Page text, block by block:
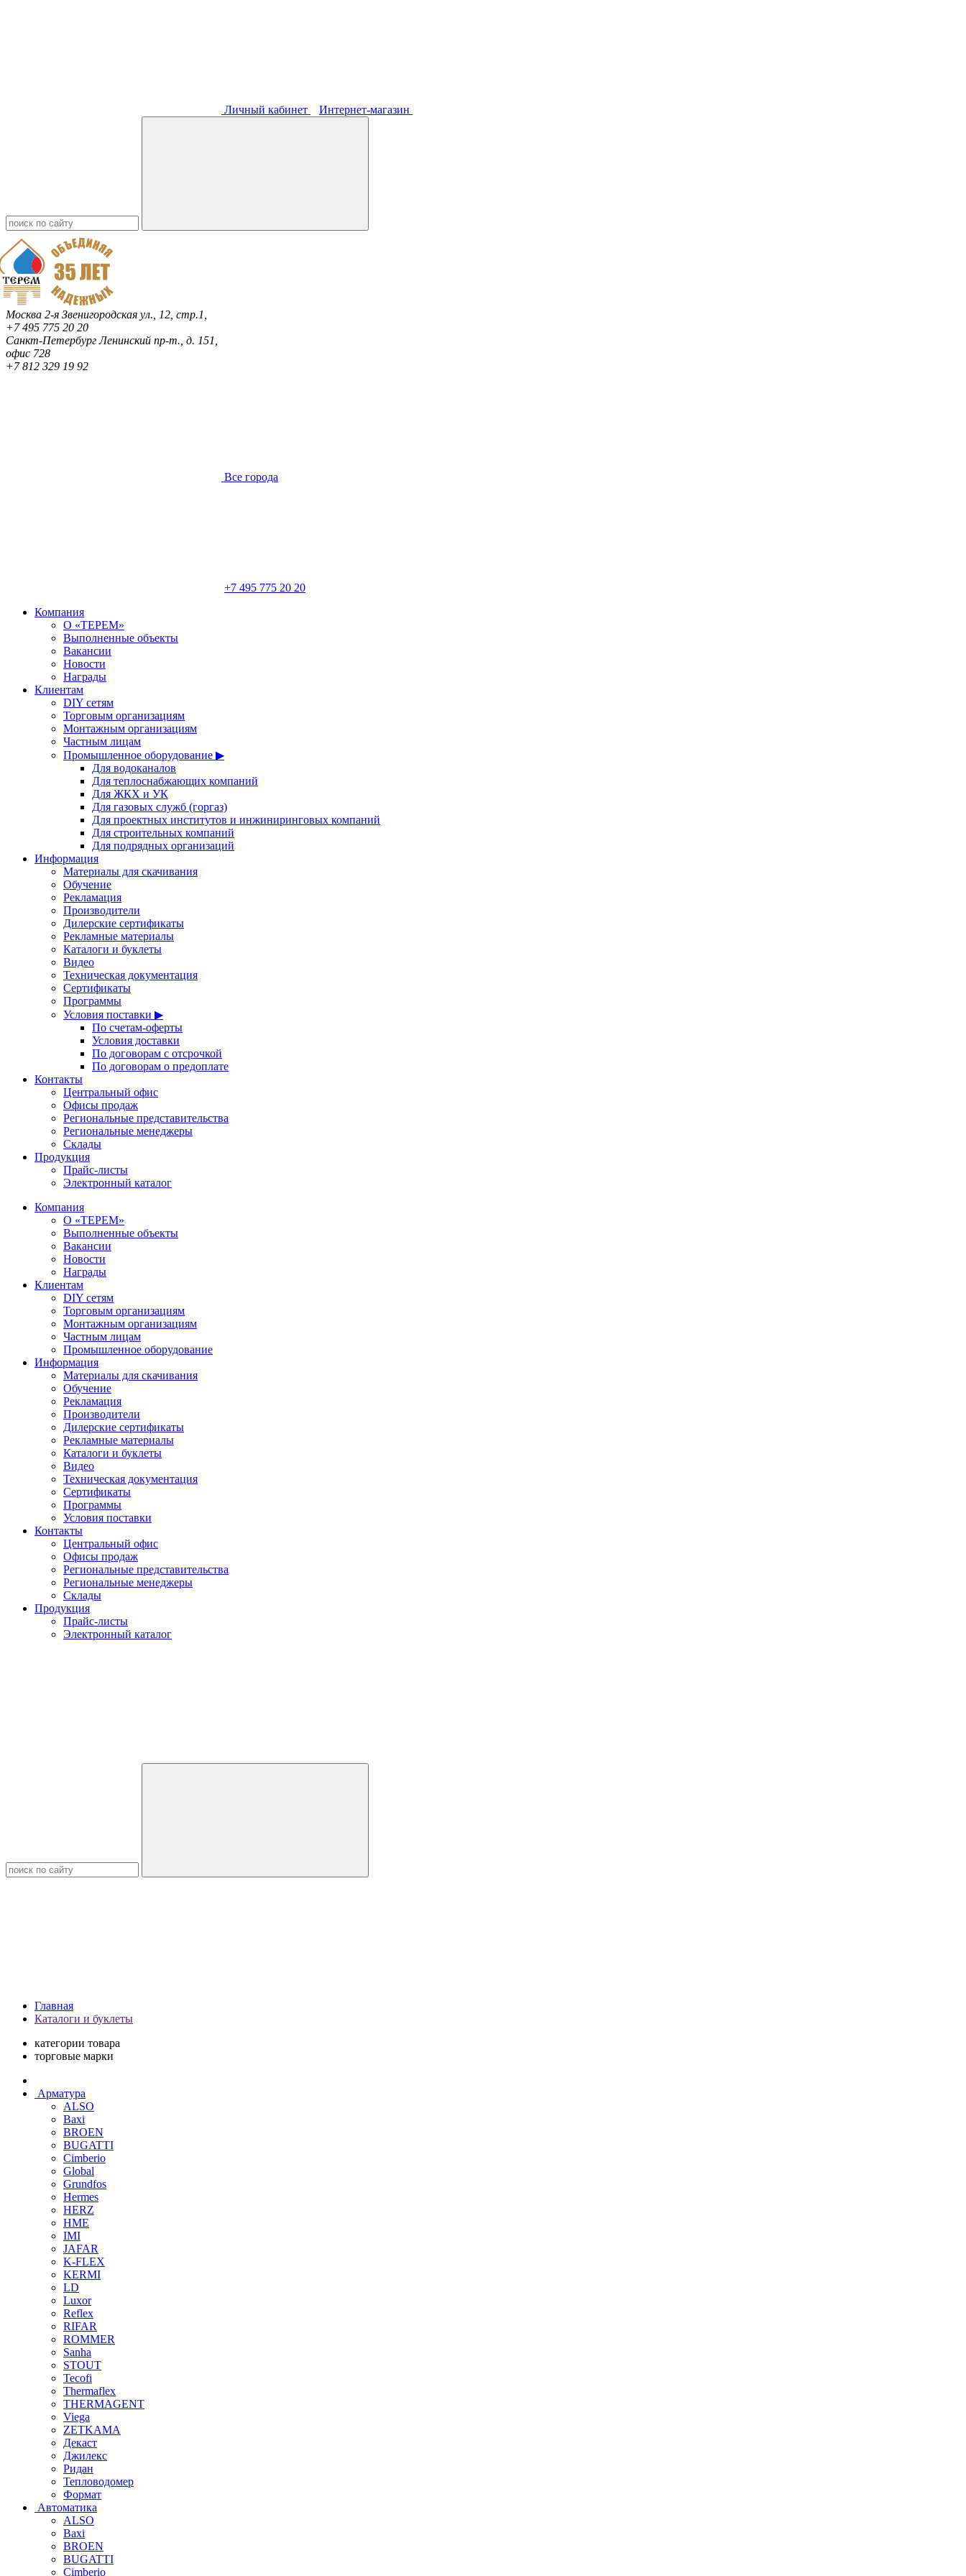
Личный кабинет Интернет-магазин
Москва 2-я Звенигородская ул., 12, стр.1,
+7 495 775 20 20
Санкт-ПетербургЛенинский пр-т., д. 151,
офис 728
+7 812 329 19 92
Все города
+7 495 775 20 20
Компания
О «ТЕРЕМ»
Выполненные объекты
Вакансии
Новости
Награды
Клиентам
DIY сетям
Торговым организациям
Монтажным организациям
Частным лицам
Промышленное оборудование ▶
Для водоканалов
Для теплоснабжающих компаний
Для ЖКХ и УК
Для газовых служб (горгаз)
Для проектных институтов и инжиниринговых компаний
Для строительных компаний
Для подрядных организаций
Информация
Материалы для скачивания
Обучение
Рекламация
Производители
Дилерские сертификаты
Рекламные материалы
Каталоги и буклеты
Видео
Техническая документация
Сертификаты
Программы
Условия поставки ▶
По счетам-оферты
Условия доставки
По договорам с отсрочкой
По договорам о предоплате
Контакты
Центральный офис
Офисы продаж
Региональные представительства
Региональные менеджеры
Склады
Продукция
Прайс-листы
Электронный каталог
Компания
О «ТЕРЕМ»
Выполненные объекты
Вакансии
Новости
Награды
Клиентам
DIY сетям
Торговым организациям
Монтажным организациям
Частным лицам
Промышленное оборудование
Информация
Материалы для скачивания
Обучение
Рекламация
Производители
Дилерские сертификаты
Рекламные материалы
Каталоги и буклеты
Видео
Техническая документация
Сертификаты
Программы
Условия поставки
Контакты
Центральный офис
Офисы продаж
Региональные представительства
Региональные менеджеры
Склады
Продукция
Прайс-листы
Электронный каталог
Главная
Каталоги и буклеты
категории товара
торговые марки
Арматура
ALSO
Baxi
BROEN
BUGATTI
Cimberio
Global
Grundfos
Hermes
HERZ
HME
IMI
JAFAR
K-FLEX
KERMI
LD
Luxor
Reflex
RIFAR
ROMMER
Sanha
STOUT
Tecofi
Thermaflex
THERMAGENT
Viega
ZETKAMA
Декаст
Джилекс
Ридан
Тепловодомер
Формат
Автоматика
ALSO
Baxi
BROEN
BUGATTI
Cimberio